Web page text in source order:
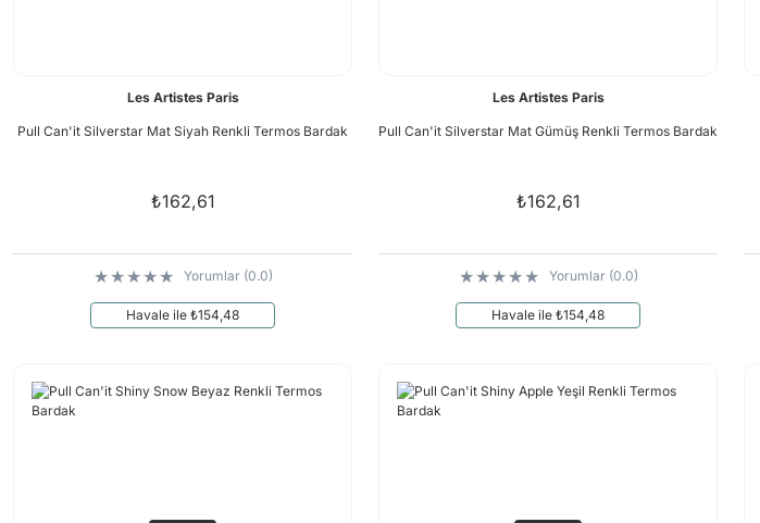
Les Artistes Paris
Pull Can'it Silverstar Mat Siyah Renkli Termos Bardak
₺162,61
Yorumlar (0.0)
Havale ile ₺154,48
Les Artistes Paris
Pull Can'it Silverstar Mat Gümüş Renkli Termos Bardak
₺162,61
Yorumlar (0.0)
Havale ile ₺154,48